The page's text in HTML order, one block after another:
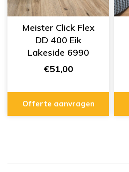
Meister Click Flex
DD 400 Eik
Lakeside 6990
€51,00
Offerte aanvragen